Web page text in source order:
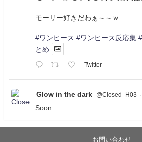
モーリー好きだわぁ～～ｗ
#ワンピース #ワンピース反応集
とめ
Twitter
Glow in the dark @Closed_H03 ·
Soon...
【忍】ゆっくり季節性ドネート
界ファンタジー回解説【殺】～ト
お問い合わせ